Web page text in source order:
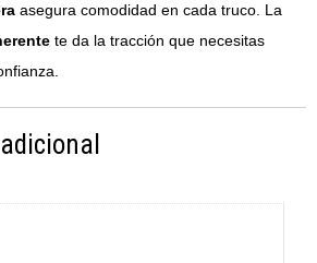
asegura comodidad en cada truco. La
te da la tracción que necesitas